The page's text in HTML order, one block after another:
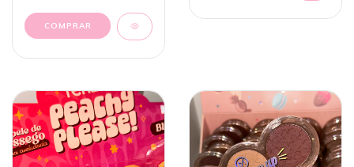
COMPRAR